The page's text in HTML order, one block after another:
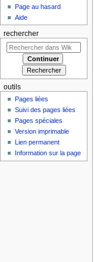
Page au hasard
Aide
rechercher
outils
Pages liées
Suivi des pages liées
Pages spéciales
Version imprimable
Lien permanent
Information sur la page